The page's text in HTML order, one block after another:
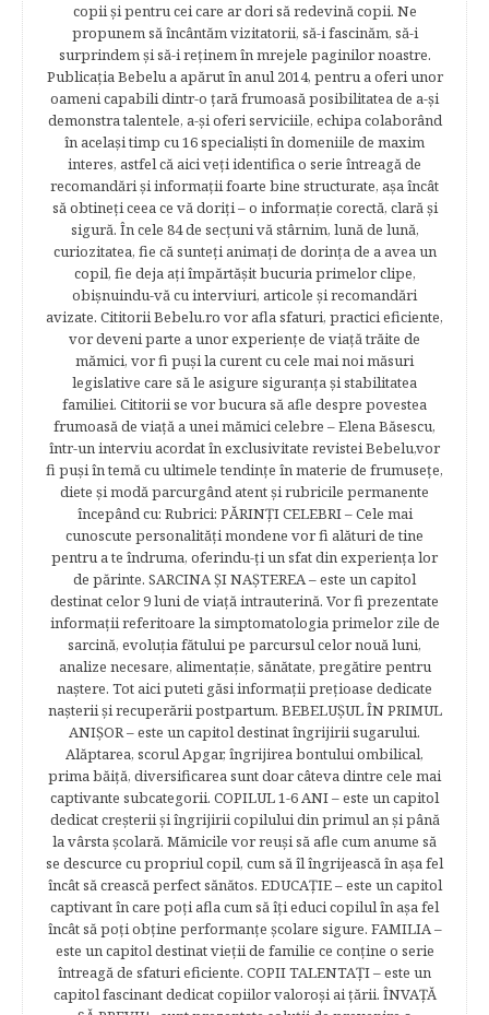
copii şi pentru cei care ar dori să redevină copii. Ne
propunem să încântăm vizitatorii, să-i fascinăm, să-i
surprindem şi să-i reţinem în mrejele paginilor noastre.​
Publicația Bebelu a apărut în anul 2014, pentru a oferi unor
oameni capabili dintr-o ţară frumoasă posibilitatea de a-şi
demonstra talentele, a-şi oferi serviciile, echipa colaborând
în acelaşi timp cu 16 specialişti în domeniile de maxim
interes, astfel că aici veţi identifica o serie întreagă de
recomandări şi informaţii foarte bine structurate, aşa încât
să obtineţi ceea ce vă doriţi – o informaţie corectă, clară şi
sigură. În cele 84 de secțuni vă stârnim, lună de lună,
curiozitatea, fie că sunteţi animaţi de dorinţa de a avea un
copil, fie deja aţi împărtăşit bucuria primelor clipe,
obişnuindu-vă cu interviuri, articole şi recomandări
avizate. Cititorii Bebelu.ro vor afla sfaturi, practici eficiente,
vor deveni parte a unor experienţe de viaţă trăite de
mămici, vor fi puşi la curent cu cele mai noi măsuri
legislative care să le asigure siguranţa şi stabilitatea
familiei. Cititorii se vor bucura să afle despre povestea
frumoasă de viață a unei mămici celebre – Elena Băsescu,
într-un interviu acordat în exclusivitate revistei Bebelu,vor
fi puşi în temă cu ultimele tendinţe în materie de frumuseţe,
diete şi modă parcurgând atent şi rubricile permanente
începând cu: Rubrici: PĂRINŢI CELEBRI – Cele mai
cunoscute personalităţi mondene vor fi alături de tine
pentru a te îndruma, oferindu-ţi un sfat din experienţa lor
de părinte. SARCINA ŞI NAŞTEREA – este un capitol
destinat celor 9 luni de viaţă intrauterină. Vor fi prezentate
informaţii referitoare la simptomatologia primelor zile de
sarcină, evoluţia fătului pe parcursul celor nouă luni,
analize necesare, alimentaţie, sănătate, pregătire pentru
naştere. Tot aici puteti găsi informaţii preţioase dedicate
naşterii şi recuperării postpartum. BEBELUŞUL ÎN PRIMUL
ANIŞOR – este un capitol destinat îngrijirii sugarului.
Alăptarea, scorul Apgar, îngrijirea bontului ombilical,
prima băiţă, diversificarea sunt doar câteva dintre cele mai
captivante subcategorii. COPILUL 1-6 ANI – este un capitol
dedicat creşterii şi îngrijirii copilului din primul an şi până
la vârsta şcolară. Mămicile vor reuşi să afle cum anume să
se descurce cu propriul copil, cum să îl îngrijească în aşa fel
încât să crească perfect sănătos. EDUCAŢIE – este un capitol
captivant în care poţi afla cum să îţi educi copilul în aşa fel
încât să poţi obţine performanţe şcolare sigure. FAMILIA –
este un capitol destinat vieţii de familie ce conţine o serie
întreagă de sfaturi eficiente. COPII TALENTAŢI – este un
capitol fascinant dedicat copiilor valoroși ai țării. ÎNVAŢĂ